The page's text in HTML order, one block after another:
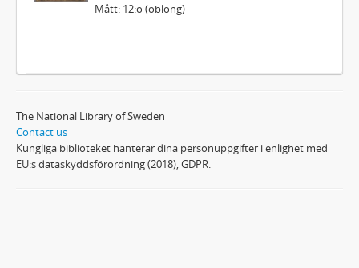
Mått: 12:o (oblong)
The National Library of Sweden
Contact us
Kungliga biblioteket hanterar dina personuppgifter i enlighet med
EU:s dataskyddsförordning (2018), GDPR.